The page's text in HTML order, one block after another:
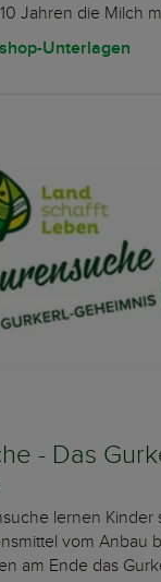
Jahren die Milch
Unterlagen
- Das
lernen Kinder
vom Anbau
am Ende das